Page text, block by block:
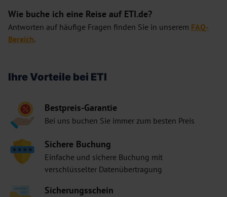
Wie buche ich eine Reise auf ETI.de?
Antworten auf häufige Fragen finden Sie in unserem FAQ-
Bereich.
Ihre Vorteile bei ETI
Bestpreis-Garantie
Bei uns buchen Sie immer zum besten Preis
Sichere Buchung
Einfache und sichere Buchung mit
verschlüsselter Datenübertragung
Sicherungsschein